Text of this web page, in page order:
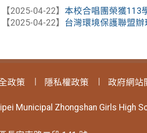
【2025-04-22】本校合唱團榮獲113
【2025-04-22】 台灣環境保護聯盟
政策 隱私權政策 政府網站
Municipal Zhongshan Girls High